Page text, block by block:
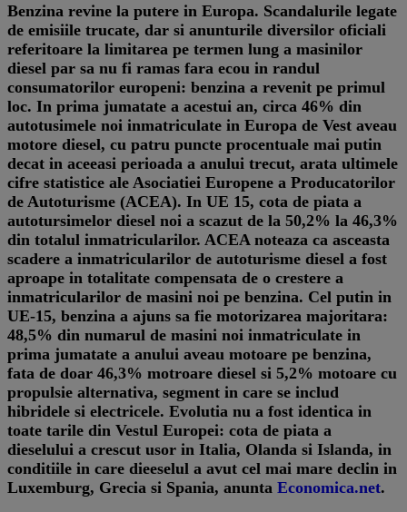
Benzina revine la putere in Europa. Scandalurile legate
de emisiile trucate, dar si anunturile diversilor oficiali
referitoare la limitarea pe termen lung a masinilor
diesel par sa nu fi ramas fara ecou in randul
consumatorilor europeni: benzina a revenit pe primul
loc. In prima jumatate a acestui an, circa 46% din
autotusimele noi inmatriculate in Europa de Vest aveau
motore diesel, cu patru puncte procentuale mai putin
decat in aceeasi perioada a anului trecut, arata ultimele
cifre statistice ale Asociatiei Europene a Producatorilor
de Autoturisme (ACEA). In UE 15, cota de piata a
autotursimelor diesel noi a scazut de la 50,2% la 46,3%
din totalul inmatricularilor. ACEA noteaza ca asceasta
scadere a inmatricularilor de autoturisme diesel a fost
aproape in totalitate compensata de o crestere a
inmatricularilor de masini noi pe benzina. Cel putin in
UE-15, benzina a ajuns sa fie motorizarea majoritara:
48,5% din numarul de masini noi inmatriculate in
prima jumatate a anului aveau motoare pe benzina,
fata de doar 46,3% motroare diesel si 5,2% motoare cu
propulsie alternativa, segment in care se includ
hibridele si electricele. Evolutia nu a fost identica in
toate tarile din Vestul Europei: cota de piata a
dieselului a crescut usor in Italia, Olanda si Islanda, in
conditiile in care dieeselul a avut cel mai mare declin in
Luxemburg, Grecia si Spania, anunta Economica.net.